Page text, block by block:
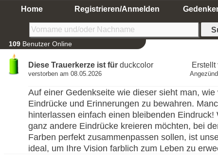
Home Registrieren/Anmelden
109 Benutzer Online
Diese Trauerkerze ist für duckcolor
verstorben am 08.05.2026
Auf einer Gedenkseite wie dieser sieht man, wie
Eindrücke und Erinnerungen zu bewahren.
hinterlassen einfach einen bleibenden Eindruck!
ganz andere Eindrücke kreieren möchten, bei
Farben perfekt zusammenpassen sollen, ist
ideal, um Ihre Vision farblich zum Leben zu